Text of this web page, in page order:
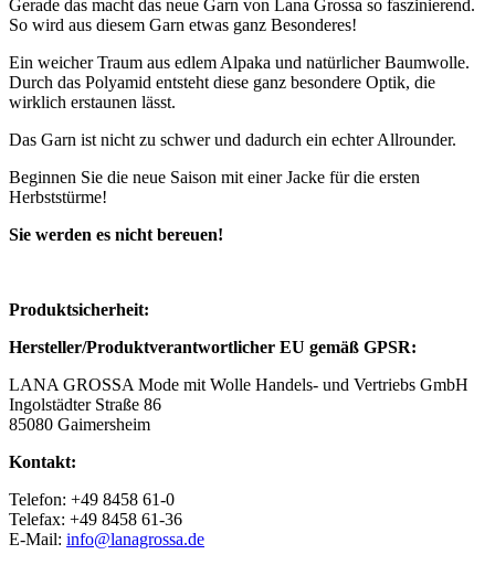
Gerade das macht das neue Garn von Lana Grossa so faszinierend.
So wird aus diesem Garn etwas ganz Besonderes!
Ein weicher Traum aus edlem Alpaka und natürlicher Baumwolle.
Durch das Polyamid entsteht diese ganz besondere Optik, die
wirklich erstaunen lässt.
Das Garn ist nicht zu schwer und dadurch ein echter Allrounder.
Beginnen Sie die neue Saison mit einer Jacke für die ersten
Herbststürme!
Sie werden es nicht bereuen!
Produktsicherheit:
Hersteller/Produktverantwortlicher EU gemäß GPSR:
LANA GROSSA Mode mit Wolle Handels- und Vertriebs GmbH
Ingolstädter Straße 86
85080 Gaimersheim
Kontakt:
Telefon: +49 8458 61-0
Telefax: +49 8458 61-36
E-Mail: info@lanagrossa.de